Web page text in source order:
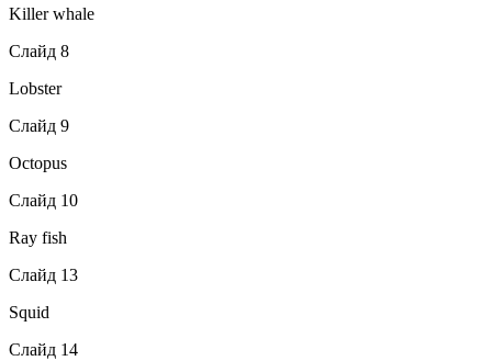
Killer whale
Слайд 8
Lobster
Слайд 9
Octopus
Слайд 10
Ray fish
Слайд 13
Squid
Слайд 14